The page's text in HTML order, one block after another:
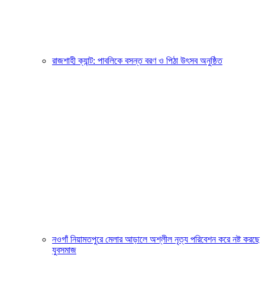
রাজশাহী ক্যান্ট: পাবলিকে বসন্ত বরণ ও পিঠা উৎসব অনুষ্ঠিত
নওগাঁ নিয়ামতপুরে মেলার আড়ালে অশ্লীল নৃত্য পরিবেশন করে নষ্ট করছে
যুবসমাজ